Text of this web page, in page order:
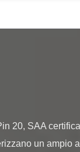
un ampio